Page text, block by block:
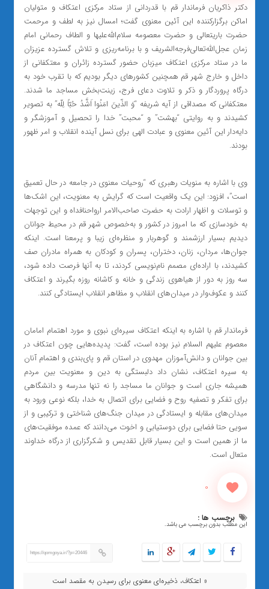
دکتر ذاکریان فرماندار قم با قدردانی از ستاد مرکزی اعتکاف و متولیان
اماکن برگزار‌کننده این آئین معنوی گفت؛ امسال نیز به لطف و مرحمت
حضرت باریتعالی و حضرت معصومه سلام‌الله‌علیها و الطاف رحمانی امام
زمان عجل‌الله‌تعالی‌فرجه‌الشریف و با برنامه‌ریزی و تلاش گسترده عزیزان
ما در ستاد مرکزی اعتکاف میزبان حضور گسترده زائران و معتکفانی از
داخل و خارج شهر قم همچنین کشورهای دیگر بودیم که با تقرب خود به
درگاه پروردگار و ذکر و تلاوت دعای فرج، زینت‌بخش مساجد ما شدند.
معتکفانی که مصداقی از آیه شریفه “وَ الذّینَ امَنُوا اَشَّدُ حُبّاً لِلّه” به تصویر
کشیدند و به روایتی “بهشت” و “محبت” خدا را تحصیل و آموزشگر و
دایه‌دار این آئین معنوی و عبادت الهی برای نسل آینده انقلاب و امر ظهور
بودند.
وی با اشاره به منویات رهبری که “روحیات معنوی در جامعه در حال تعمیق
است”، افزود: این یک واقعیت است که گرایش به معنویت، این اشک‌ها
و توسلات و اظهار ارادت به حضرت صاحب‌الامر ارواحنافداه و این توجهات
به خودسازی که ما امروز در کشور و به‌خصوص شهر قم در محیط جوانان
دیدیم بسیار ارزشمند و گوهربار و منظره‌ای زیبا و پرمعنا است. اینکه
جوان‌ها، مردان، زنان، دختران، پسران و کودکان به همراه مادران صف
کشیدند، با اراده‌ای مصمم نام‌نویسی کردند، تا به آنها فرصت داده شود،
سه روز به دور از هیاهوی زندگی و خانه و کاشانه روزه بگیرند و اعتکاف
کنند و عکوف‌وار در میدان‌های انقلاب و مظاهر انقلاب ایستادگی کنند.
فرماندار قم با اشاره به اینکه اعتکاف سیره‌ای نبوی و مورد اهتمام امامان
معصوم علیهم السلام نیز بوده است، گفت: پدیده‌هایی چون اعتکاف در
بین جوانان و دانش‌آموزان مهدوی در استان قم و پای‌بندی و اهتمام آنان
به سیره اعتکاف، نشان داد دلبستگی به دین و معنویت بین مردم
همیشه جاری است و جوانان ما مساجد را نه تنها مدرسه و دانشگاهی
برای تفکر و تصفیه روح و فضایی برای اتصال به خدا، بلکه نوعی ورود به
میدان‌های مقابله و ایستادگی در میدان جنگ‌های شناختی و ترکیبی و از
سویی حتا فضایی برای دوستیابی و اخوت می‌دانند که عمده موفقیت‌های
ما از همین است و این بسیار قابل تقدیس و شکرگزاری از درگاه خداوند
متعال است.
0
برچسب ها :
این مطلب بدون برچسب می باشد.
https://qomgoya.ir/?p=20446
« اعتکاف، ذخیره‌ای معنوی برای رسیدن به مقصد است